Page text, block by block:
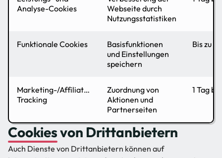
Analyse-Cookies
Webseite durch
Nutzungsstatistiken
Funktionale Cookies
Basisfunktionen
und Einstellungen
speichern
Bis zu 1
Marketing-/Affiliate-
Tracking
Zuordnung von
Aktionen und
Partnerseiten
1 Tag
Cookies von Drittanbietern
Auch Dienste von Drittanbietern können auf